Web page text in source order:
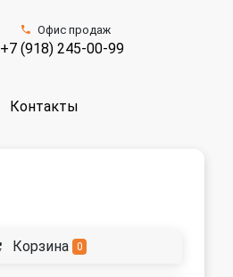
Офис продаж
+7 (918) 245-00-99
Контакты
Корзина 0